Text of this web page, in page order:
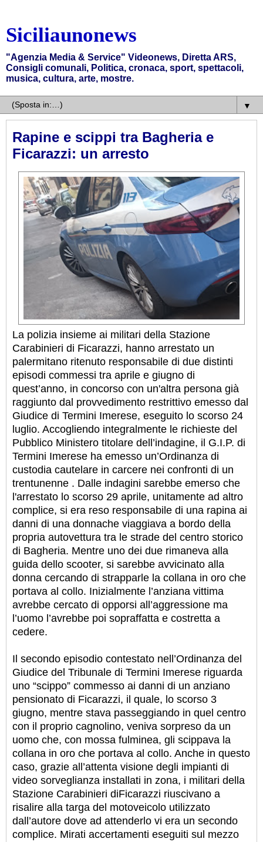
Siciliaunonews
"Agenzia Media & Service" Videonews, Diretta ARS,
Consigli comunali, Politica, cronaca, sport, spettacoli,
musica, cultura, arte, mostre.
▼
Rapine e scippi tra Bagheria e
Ficarazzi: un arresto
La polizia insieme ai militari della Stazione
Carabinieri di Ficarazzi, hanno arrestato un
palermitano ritenuto responsabile di due distinti
episodi commessi tra aprile e giugno di
quest’anno, in concorso con un'altra persona già
raggiunto dal provvedimento restrittivo emesso dal
Giudice di Termini Imerese, eseguito lo scorso 24
luglio. Accogliendo integralmente le richieste del
Pubblico Ministero titolare dell’indagine, il G.I.P. di
Termini Imerese ha emesso un’Ordinanza di
custodia cautelare in carcere nei confronti di un
trentunenne . Dalle indagini sarebbe emerso che
l'arrestato lo scorso 29 aprile, unitamente ad altro
complice, si era reso responsabile di una rapina ai
danni di una donnache viaggiava a bordo della
propria autovettura tra le strade del centro storico
di Bagheria. Mentre uno dei due rimaneva alla
guida dello scooter, si sarebbe avvicinato alla
donna cercando di strapparle la collana in oro che
portava al collo. Inizialmente l’anziana vittima
avrebbe cercato di opporsi all’aggressione ma
l’uomo l’avrebbe poi sopraffatta e costretta a
cedere.
Il secondo episodio contestato nell’Ordinanza del
Giudice del Tribunale di Termini Imerese riguarda
uno “scippo” commesso ai danni di un anziano
pensionato di Ficarazzi, il quale, lo scorso 3
giugno, mentre stava passeggiando in quel centro
con il proprio cagnolino, veniva sorpreso da un
uomo che, con mossa fulminea, gli scippava la
collana in oro che portava al collo. Anche in questo
caso, grazie all’attenta visione degli impianti di
video sorveglianza installati in zona, i militari della
Stazione Carabinieri diFicarazzi riuscivano a
risalire alla targa del motoveicolo utilizzato
dall’autore dove ad attenderlo vi era un secondo
complice. Mirati accertamenti eseguiti sul mezzo